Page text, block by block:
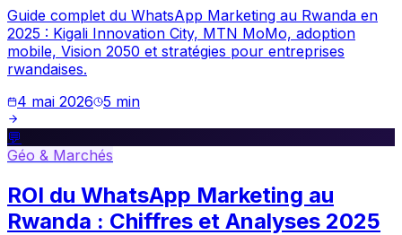
Guide complet du WhatsApp Marketing au Rwanda en
2025 : Kigali Innovation City, MTN MoMo, adoption
mobile, Vision 2050 et stratégies pour entreprises
rwandaises.
4 mai 2026 5 min
💬
Géo & Marchés
ROI du WhatsApp Marketing au
Rwanda : Chiffres et Analyses 2025